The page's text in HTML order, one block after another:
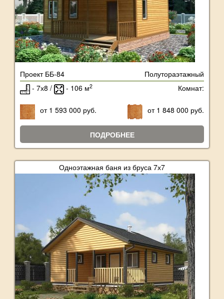
Проект ББ-84
Полутораэтажный
- 7х8 /
- 106 м2 Комнат:
от 1 593 000 руб. от 1 848 000 руб.
ПОДРОБНЕЕ
Одноэтажная баня из бруса 7х7